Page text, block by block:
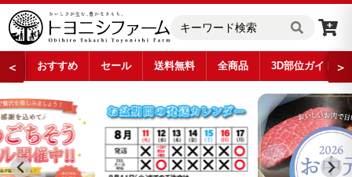
＜ おすすめ セール 送料無料 全商品 3D部位ガイド ＞